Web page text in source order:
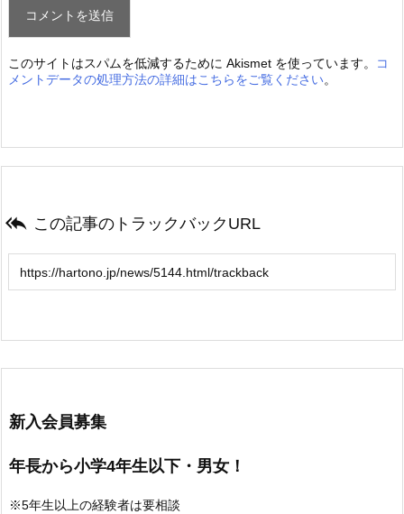
このサイトはスパムを低減するために Akismet を使っています。
コ
メントデータの処理方法の詳細はこちらをご覧ください。
 この記事のトラックバックURL
新入会員募集
年長から小学4年生以下・男女！
※5年生以上の経験者は要相談